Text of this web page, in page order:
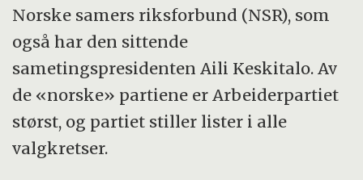
Norske samers riksforbund (NSR), som
også har den sittende
sametingspresidenten Aili Keskitalo. Av
de «norske» partiene er Arbeiderpartiet
størst, og partiet stiller lister i alle
valgkretser.